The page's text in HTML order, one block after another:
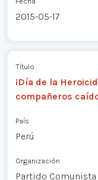
2015-05-17
Título
¡Día de la
compañeros
País
Perú
Organización
Partido Comunista